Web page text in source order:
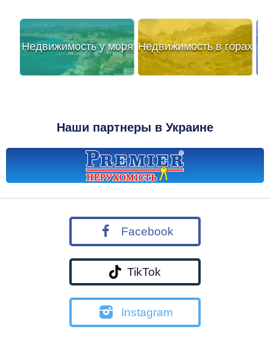
Недвижимость у моря Недвижимость в горах
Наши партнеры в Украине
Facebook
TikTok
Instagram